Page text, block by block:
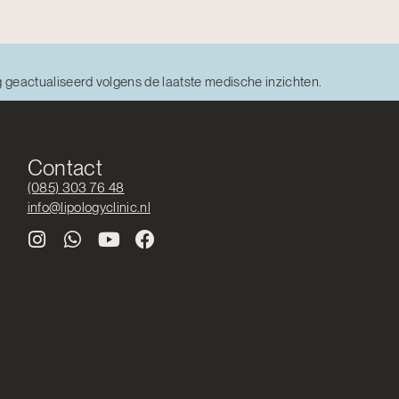
volgens de laatste medische inzichten.
Contact
(085) 303 76 48
info@lipologyclinic.nl